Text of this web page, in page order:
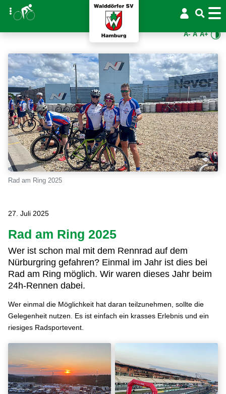
A- A A+
Rad am Ring 2025
27. Juli 2025
Rad am Ring 2025
Wer ist schon mal mit dem Rennrad auf dem
Nürburgring gefahren? Einmal im Jahr ist dies bei
Rad am Ring möglich. Wir waren dieses Jahr beim
24h-Rennen dabei.
Wer einmal die Möglichkeit hat daran teilzunehmen, sollte die
Gelegenheit nutzen. Es ist einfach ein krasses Erlebnis und ein
riesiges Radsportevent.